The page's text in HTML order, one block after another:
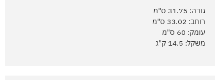
גובה: 31.75 ס"מ
רוחב: 33.02 ס"מ
עומק: 60 ס"מ
משקל: 14.5 ק"ג